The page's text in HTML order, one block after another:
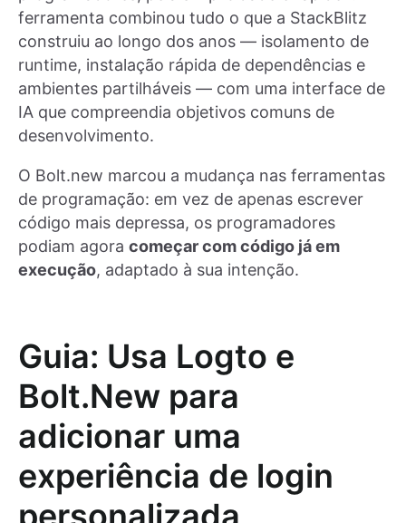
ferramenta combinou tudo o que a StackBlitz
construiu ao longo dos anos — isolamento de
runtime, instalação rápida de dependências e
ambientes partilháveis — com uma interface de
IA que compreendia objetivos comuns de
desenvolvimento.
O Bolt.new marcou a mudança nas ferramentas
de programação: em vez de apenas escrever
código mais depressa, os programadores
podiam agora começar com código já em
execução, adaptado à sua intenção.
Guia: Usa Logto e
Bolt.New para
adicionar uma
experiência de login